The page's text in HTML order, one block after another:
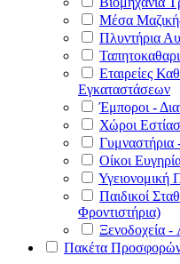
Μέσα
Πλυντήρια
Εταιρείες
Εγκαταστάσεων
Έμποροι -
Χώροι
Οίκοι
Υγειονομική
Παιδικοί
Φροντιστήρια)
Ξενοδοχεία -
Πακέτα